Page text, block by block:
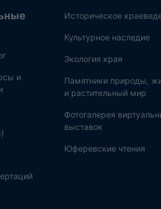
и
Историческое
Культурное наследие
Экология края
Памятники природы,
и растительный мир
Фотогалерея
выставок
Юферевские чтения